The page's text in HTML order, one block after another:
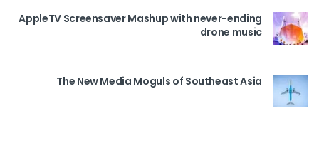
AppleTV Screensaver Mashup with never-ending
drone music
The New Media Moguls of Southeast Asia